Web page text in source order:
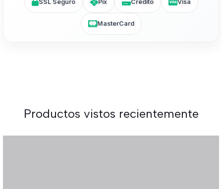
SSL Seguro Pix Crédito Visa
MasterCard
Productos vistos recientemente